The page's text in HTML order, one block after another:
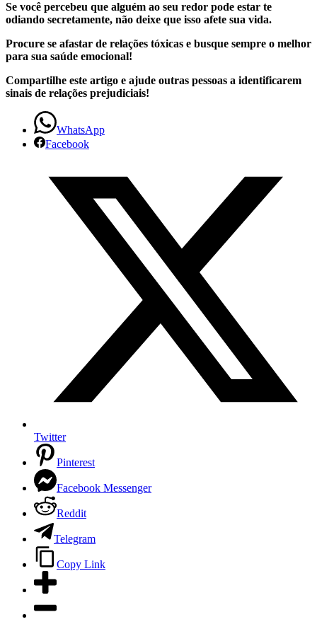
Se você percebeu que alguém ao seu redor pode estar te
odiando secretamente, não deixe que isso afete sua vida.
Procure se afastar de relações tóxicas e busque sempre o melhor
para sua saúde emocional!
Compartilhe este artigo e ajude outras pessoas a identificarem
sinais de relações prejudiciais!
WhatsApp
Facebook
Twitter
Pinterest
Facebook Messenger
Reddit
Telegram
Copy Link